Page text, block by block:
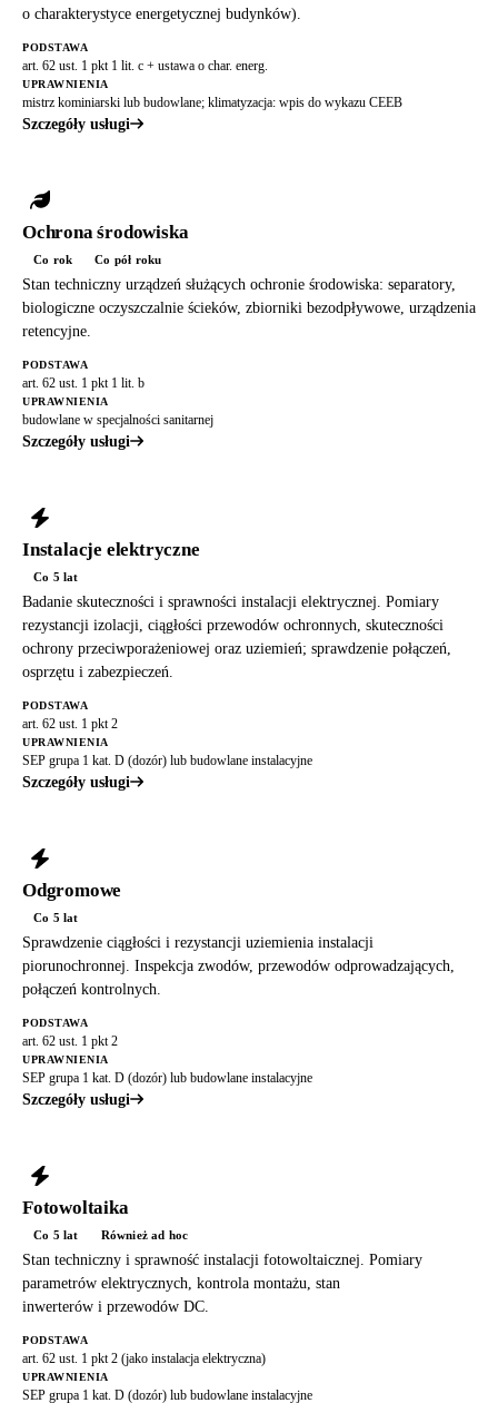
o charakterystyce energetycznej budynków).
PODSTAWA
art. 62 ust. 1 pkt 1 lit. c + ustawa o char. energ.
UPRAWNIENIA
mistrz kominiarski lub budowlane; klimatyzacja: wpis do wykazu CEEB
Szczegóły usługi
Ochrona środowiska
Co rok Co pół roku
Stan techniczny urządzeń służących ochronie środowiska: separatory,
biologiczne oczyszczalnie ścieków, zbiorniki bezodpływowe, urządzenia
retencyjne.
PODSTAWA
art. 62 ust. 1 pkt 1 lit. b
UPRAWNIENIA
budowlane w specjalności sanitarnej
Szczegóły usługi
Instalacje elektryczne
Co 5 lat
Badanie skuteczności i sprawności instalacji elektrycznej. Pomiary
rezystancji izolacji, ciągłości przewodów ochronnych, skuteczności
ochrony przeciwporażeniowej oraz uziemień; sprawdzenie połączeń,
osprzętu i zabezpieczeń.
PODSTAWA
art. 62 ust. 1 pkt 2
UPRAWNIENIA
SEP grupa 1 kat. D (dozór) lub budowlane instalacyjne
Szczegóły usługi
Odgromowe
Co 5 lat
Sprawdzenie ciągłości i rezystancji uziemienia instalacji
piorunochronnej. Inspekcja zwodów, przewodów odprowadzających,
połączeń kontrolnych.
PODSTAWA
art. 62 ust. 1 pkt 2
UPRAWNIENIA
SEP grupa 1 kat. D (dozór) lub budowlane instalacyjne
Szczegóły usługi
Fotowoltaika
Co 5 lat Również ad hoc
Stan techniczny i sprawność instalacji fotowoltaicznej. Pomiary
parametrów elektrycznych, kontrola montażu, stan
inwerterów i przewodów DC.
PODSTAWA
art. 62 ust. 1 pkt 2 (jako instalacja elektryczna)
UPRAWNIENIA
SEP grupa 1 kat. D (dozór) lub budowlane instalacyjne